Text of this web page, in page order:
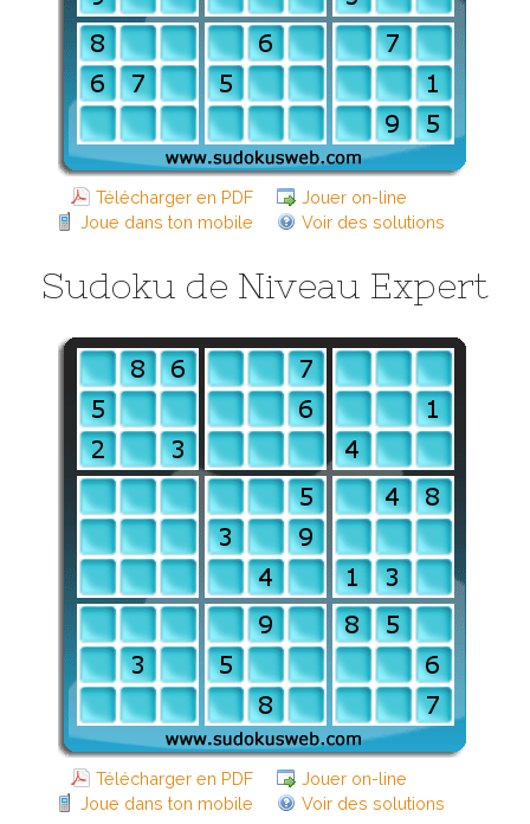
Télécharger en PDF
Jouer on-line
Joue dans ton mobile
Voir des solutions
Sudoku de Niveau Expert
Télécharger en PDF
Jouer on-line
Joue dans ton mobile
Voir des solutions